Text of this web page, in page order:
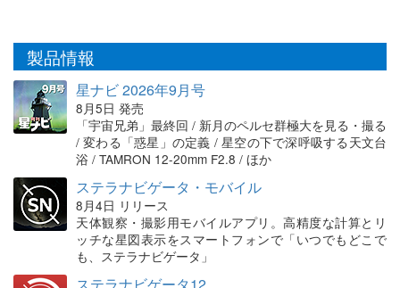
製品情報
星ナビ 2026年9月号
8月5日 発売
「宇宙兄弟」最終回 / 新月のペルセ群極大を見る・撮る
/ 変わる「惑星」の定義 / 星空の下で深呼吸する天文台
浴 / TAMRON 12-20mm F2.8 / ほか
ステラナビゲータ・モバイル
8月4日 リリース
天体観察・撮影用モバイルアプリ。高精度な計算とリ
ッチな星図表示をスマートフォンで「いつでもどこで
も、ステラナビゲータ」